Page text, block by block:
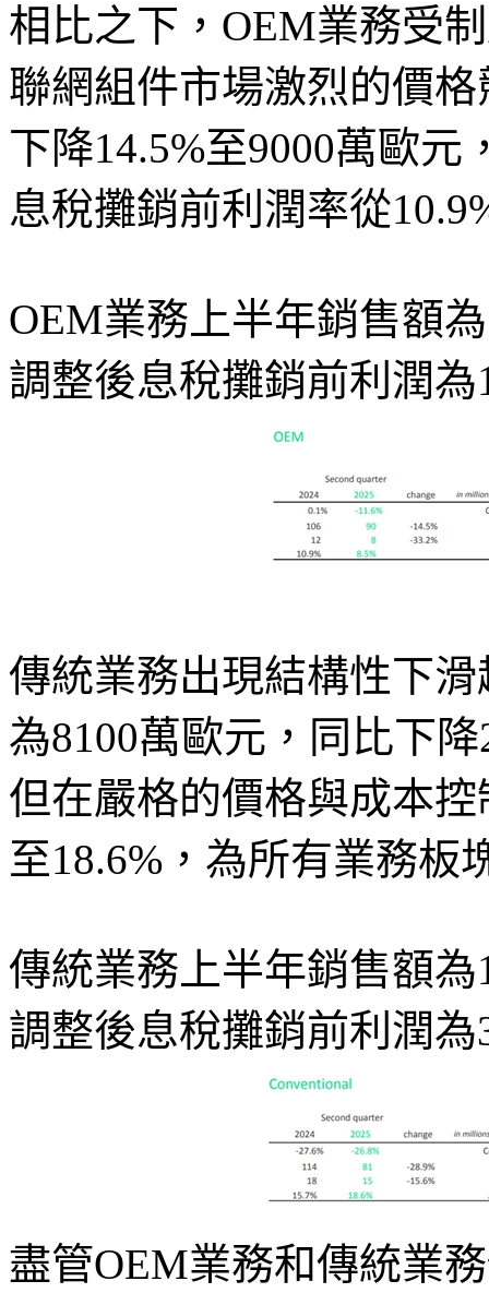
相比之下，OEM業務受
聯網組件市場激烈的價
下降14.5%至9000萬歐元
息稅攤銷前利潤率從
OEM業務上半年銷售額
調整後息稅攤銷前利潤為
傳統業務出現結構性下
為8100萬歐元，同比下
但在嚴格的價格與成本
至18.6%，為所有業務板
傳統業務上半年銷售額
調整後息稅攤銷前利潤為
盡管OEM業務和傳統業